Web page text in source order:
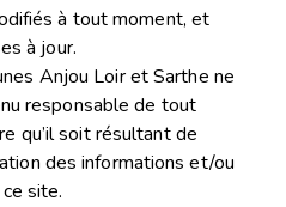
à tout moment, et
à jour.
Anjou Loir et Sarthe ne
responsable de tout
qu’il soit résultant de
des informations et/ou
site.